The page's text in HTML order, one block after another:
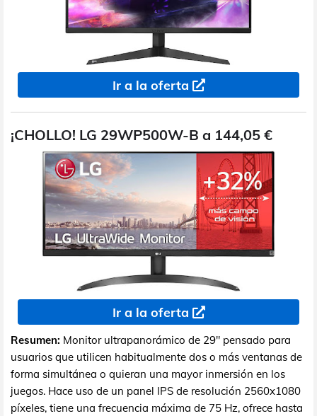
Ir a la oferta
¡CHOLLO! LG 29WP500W-B a 144,05 €
Ir a la oferta
Resumen: Monitor ultrapanorámico de 29" pensado para
usuarios que utilicen habitualmente dos o más ventanas de
forma simultánea o quieran una mayor inmersión en los
juegos. Hace uso de un panel IPS de resolución 2560x1080
píxeles, tiene una frecuencia máxima de 75 Hz, ofrece hasta